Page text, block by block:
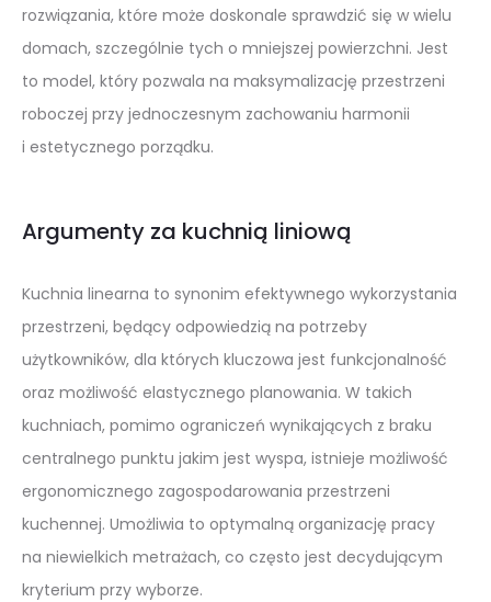
rozwiązania, które może doskonale sprawdzić się w wielu
domach, szczególnie tych o mniejszej powierzchni. Jest
to model, który pozwala na maksymalizację przestrzeni
roboczej przy jednoczesnym zachowaniu harmonii
i estetycznego porządku.
Argumenty za kuchnią liniową
Kuchnia linearna to synonim efektywnego wykorzystania
przestrzeni, będący odpowiedzią na potrzeby
użytkowników, dla których kluczowa jest funkcjonalność
oraz możliwość elastycznego planowania. W takich
kuchniach, pomimo ograniczeń wynikających z braku
centralnego punktu jakim jest wyspa, istnieje możliwość
ergonomicznego zagospodarowania przestrzeni
kuchennej. Umożliwia to optymalną organizację pracy
na niewielkich metrażach, co często jest decydującym
kryterium przy wyborze.